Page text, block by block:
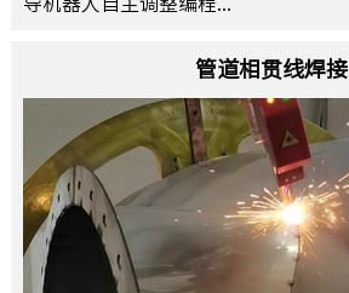
导机器人自主调整编程...
管道相贯线焊接